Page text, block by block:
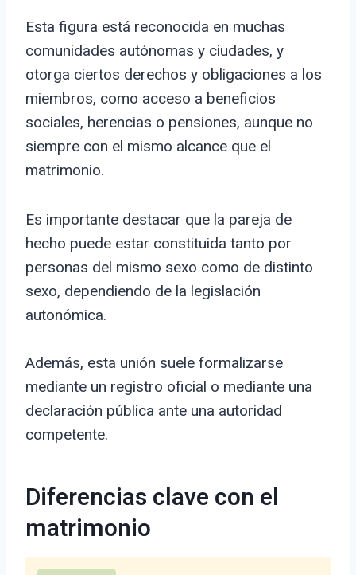
Esta figura está reconocida en muchas
comunidades autónomas y ciudades, y
otorga ciertos derechos y obligaciones a los
miembros, como acceso a beneficios
sociales, herencias o pensiones, aunque no
siempre con el mismo alcance que el
matrimonio.
Es importante destacar que la pareja de
hecho puede estar constituida tanto por
personas del mismo sexo como de distinto
sexo, dependiendo de la legislación
autonómica.
Además, esta unión suele formalizarse
mediante un registro oficial o mediante una
declaración pública ante una autoridad
competente.
Diferencias clave con el
matrimonio